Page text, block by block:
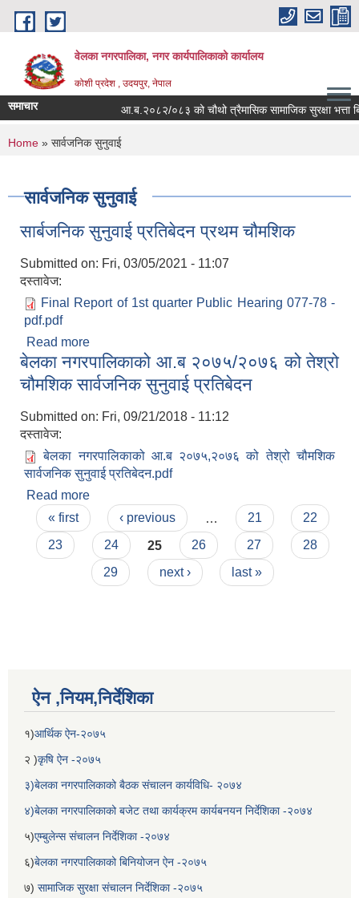
Skip to main content
वेलका नगरपालिका, नगर कार्यपालिकाको कार्यालय
कोशी प्रदेश , उदयपुर, नेपाल
समाचार आ.ब.२०८२/०८३ को चौथो त्रैमासिक सामाजिक सुरक्षा भत्ता
You are here
Home » सार्वजनिक सुनुवाई
सार्वजनिक सुनुवाई
सार्बजनिक सुनुवाई प्रतिबेदन प्रथम चौमशिक
Submitted on: Fri, 03/05/2021 - 11:07
दस्तावेज:
Final Report of 1st quarter Public Hearing 077-78 -
pdf.pdf
Read more
बेलका नगरपालिकाको आ.ब २०७५/२०७६ को तेश्रो
चौमशिक सार्वजनिक सुनुवाई प्रतिबेदन
Submitted on: Fri, 09/21/2018 - 11:12
दस्तावेज:
बेलका नगरपालिकाको आ.ब २०७५,२०७६ को तेश्रो चौमशिक
सार्वजनिक सुनुवाई प्रतिबेदन.pdf
Read more
चौमशिक सार्वजनिक सुनुवाई प्रतिबेदन
Pages
« first ‹ previous 21
22
23
24 25 26 27
28
29
next › last »
ऐन ,नियम,निर्देशिका
१)आर्थिक ऐन-२०७५
२ )कृषि ऐन -२०७५
३)बेलका नगरपालिकाको बैठक संचालन कार्यविधि- २०७४
४)बेलका नगरपालिकाको बजेट तथा कार्यक्रम कार्यबनयन निर्देशिका -२०७४
५)एम्बुलेन्स संचालन निर्देशिका -२०७४
६)बेलका नगरपालिकाको बिनियोजन ऐन -२०७५
७) सामाजिक सुरक्षा संचालन निर्देशिका -२०७५